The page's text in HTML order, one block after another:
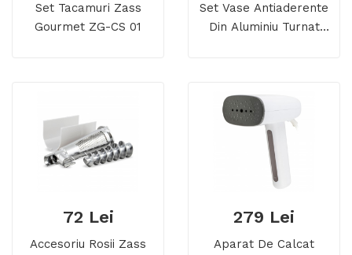
Set Tacamuri Zass
Gourmet ZG-CS 01
Set Vase Antiaderente
Din Aluminiu Turnat
72 Lei
Accesoriu Rosii Zass
279 Lei
Aparat De Calcat